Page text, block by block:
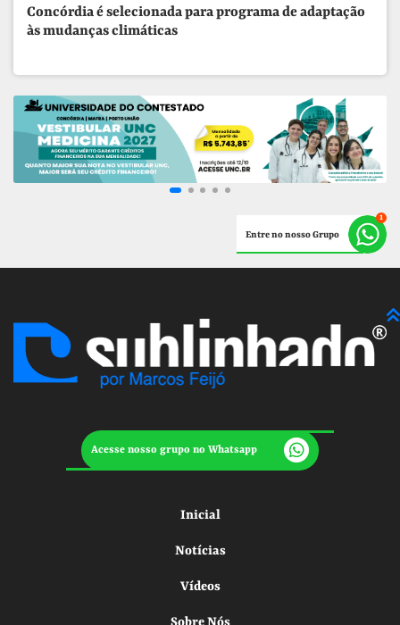
Concórdia é selecionada para programa de adaptação
às mudanças climáticas
Entre no nosso Grupo
Acesse nosso grupo no Whatsapp
Inicial
Notícias
Vídeos